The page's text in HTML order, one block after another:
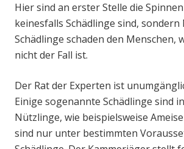
Hier sind an erster Stelle die
keinesfalls Schädlinge sind, sondern
Schädlinge schaden den Menschen,
nicht der Fall ist.
Der Rat der Experten ist
Einige sogenannte Schädlinge sind
Nützlinge, wie beispielsweise
sind nur unter bestimmten